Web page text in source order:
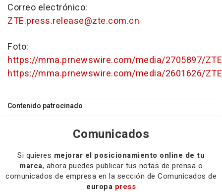
Correo electrónico:
ZTE.press.release@zte.com.cn
Foto:
https://mma.prnewswire.com/media/2705897/
https://mma.prnewswire.com/media/2601626/
Contenido patrocinado
Comunicados
Si quieres mejorar el posicionamiento online de tu
marca, ahora puedes publicar tus notas de prensa o
comunicados de empresa en la sección de Comunicados de
europa press